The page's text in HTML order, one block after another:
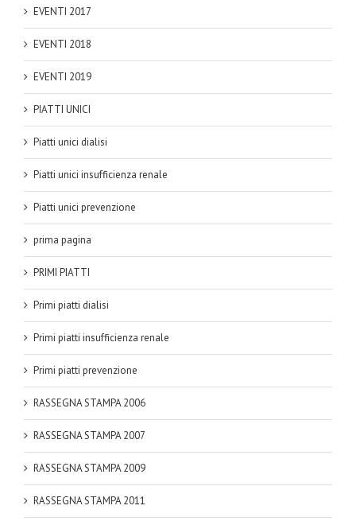
EVENTI 2017
EVENTI 2018
EVENTI 2019
PIATTI UNICI
Piatti unici dialisi
Piatti unici insufficienza renale
Piatti unici prevenzione
prima pagina
PRIMI PIATTI
Primi piatti dialisi
Primi piatti insufficienza renale
Primi piatti prevenzione
RASSEGNA STAMPA 2006
RASSEGNA STAMPA 2007
RASSEGNA STAMPA 2009
RASSEGNA STAMPA 2011